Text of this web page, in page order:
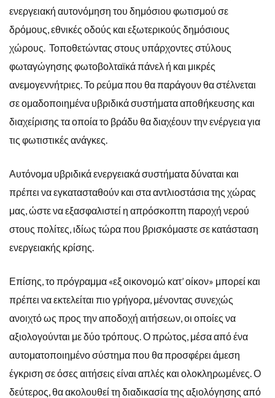
ενεργειακή αυτονόμηση του δημόσιου φωτισμού σε
δρόμους, εθνικές οδούς και εξωτερικούς δημόσιους
χώρους. Τοποθετώντας στους υπάρχοντες στύλους
φωταγώγησης φωτοβολταϊκά πάνελ ή και μικρές
ανεμογεννήτριες. Το ρεύμα που θα παράγουν θα στέλνεται
σε ομαδοποιημένα υβριδικά συστήματα αποθήκευσης και
διαχείρισης τα οποία το βράδυ θα διαχέουν την ενέργεια για
τις φωτιστικές ανάγκες.
Αυτόνομα υβριδικά ενεργειακά συστήματα δύναται και
πρέπει να εγκατασταθούν και στα αντλιοστάσια της χώρας
μας, ώστε να εξασφαλιστεί η απρόσκοπτη παροχή νερού
στους πολίτες, ιδίως τώρα που βρισκόμαστε σε κατάσταση
ενεργειακής κρίσης.
Επίσης, το πρόγραμμα «εξ οικονομώ κατ’ οίκον» μπορεί και
πρέπει να εκτελείται πιο γρήγορα, μένοντας συνεχώς
ανοιχτό ως προς την αποδοχή αιτήσεων, οι οποίες να
αξιολογούνται με δύο τρόπους. Ο πρώτος, μέσα από ένα
αυτοματοποιημένο σύστημα που θα προσφέρει άμεση
έγκριση σε όσες αιτήσεις είναι απλές και ολοκληρωμένες. Ο
δεύτερος, θα ακολουθεί τη διαδικασία της αξιολόγησης από